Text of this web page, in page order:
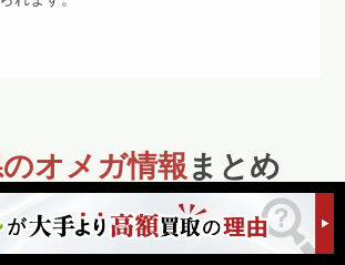
オメガ情報 まとめ
方に位置しており、都道府県人口は全